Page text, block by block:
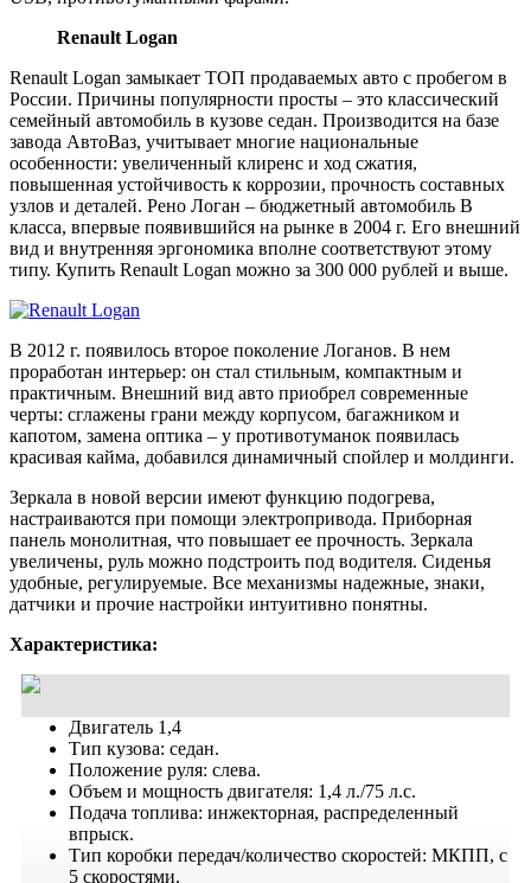
Renault Logan
Renault Logan замыкает ТОП продаваемых авто с пробегом в
России. Причины популярности просты – это классический
семейный автомобиль в кузове седан. Производится на базе
завода АвтоВаз, учитывает многие национальные
особенности: увеличенный клиренс и ход сжатия,
повышенная устойчивость к коррозии, прочность составных
узлов и деталей. Рено Логан – бюджетный автомобиль B
класса, впервые появившийся на рынке в 2004 г. Его внешний
вид и внутренняя эргономика вполне соответствуют этому
типу. Купить Renault Logan можно за 300 000 рублей и выше.
В 2012 г. появилось второе поколение Логанов. В нем
проработан интерьер: он стал стильным, компактным и
практичным. Внешний вид авто приобрел современные
черты: сглажены грани между корпусом, багажником и
капотом, замена оптика – у противотуманок появилась
красивая кайма, добавился динамичный спойлер и молдинги.
Зеркала в новой версии имеют функцию подогрева,
настраиваются при помощи электропривода. Приборная
панель монолитная, что повышает ее прочность. Зеркала
увеличены, руль можно подстроить под водителя. Сиденья
удобные, регулируемые. Все механизмы надежные, знаки,
датчики и прочие настройки интуитивно понятны.
Характеристика:
Двигатель 1,4
Тип кузова: седан.
Положение руля: слева.
Объем и мощность двигателя: 1,4 л./75 л.с.
Подача топлива: инжекторная, распределенный
впрыск.
Тип коробки передач/количество скоростей: МКПП, с
5 скоростями.